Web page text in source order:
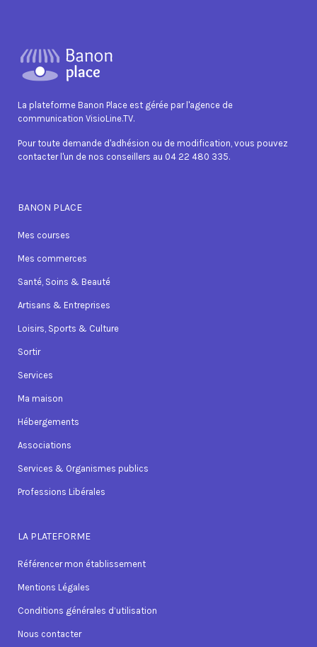
La plateforme Banon Place est gérée par l'agence de
communication VisioLine.TV.
Pour toute demande d'adhésion ou de modification, vous pouvez
contacter l'un de nos conseillers au 04 22 480 335.
BANON PLACE
Mes courses
Mes commerces
Santé, Soins & Beauté
Artisans & Entreprises
Loisirs, Sports & Culture
Sortir
Services
Ma maison
Hébergements
Associations
Services & Organismes publics
Professions Libérales
LA PLATEFORME
Référencer mon établissement
Mentions Légales
Conditions générales d’utilisation
Nous contacter